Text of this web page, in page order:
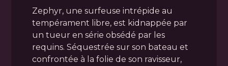
Zephyr, une surfeuse intrépide au
tempérament libre, est kidnappée par
un tueur en série obsédé par les
requins. Séquestrée sur son bateau et
confrontée à la folie de son ravisseur,